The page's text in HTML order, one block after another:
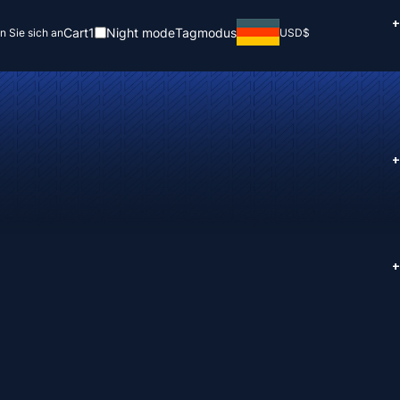
Sie sich anCart1 Night modeTagmodus USD$
+
+
+